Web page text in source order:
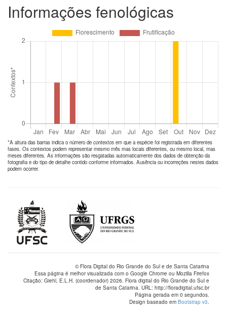
Informações fenológicas
*A altura das barras indica o número de contextos em que a espécie foi registrada em diferentes
fases. Os contextos podem representar mesmo mês mas locais diferentes, ou mesmo local, mas
meses diferentes. As informações são resgatadas automaticamente dos dados de obtenção da
fotografia e do tipo de detalhe contido conforme informados. Ausência ou incorreções nestes dados
podem ocorrer.
© Flora Digital do Rio Grande do Sul e de Santa Catarina
Essa página é melhor visualizada com o Google Chrome ou Mozilla Firefox
Citação: Giehl, E.L.H. (coordenador) 2026. Flora digital do Rio Grande do Sul e
de Santa Catarina. URL: http://floradigital.ufsc.br
Página gerada em 0 segundos.
Design baseado em Bootstrap v3.